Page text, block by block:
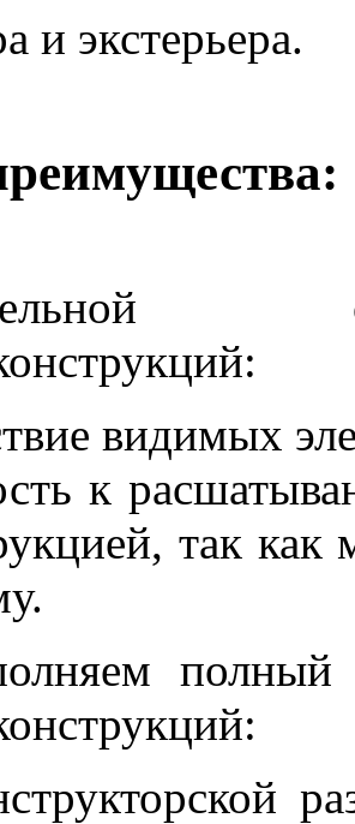
и экстерьера.
видимых
к
так
полный